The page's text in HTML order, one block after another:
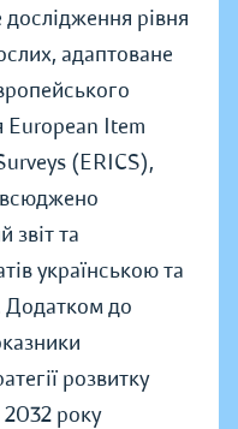
рівня
адаптоване
European Item
(ERICS),
звіт та
українською та
Додатком до
розвитку
2032 року